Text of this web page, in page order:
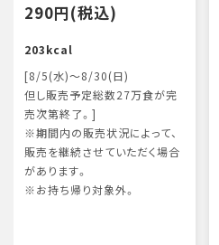
290円(税込)
203kcal
[8/5(水)～8/30(日)
但し販売予定総数27万食が完
売次第終了。]
※期間内の販売状況によって、
販売を継続させていただく場合
があります。
※お持ち帰り対象外。